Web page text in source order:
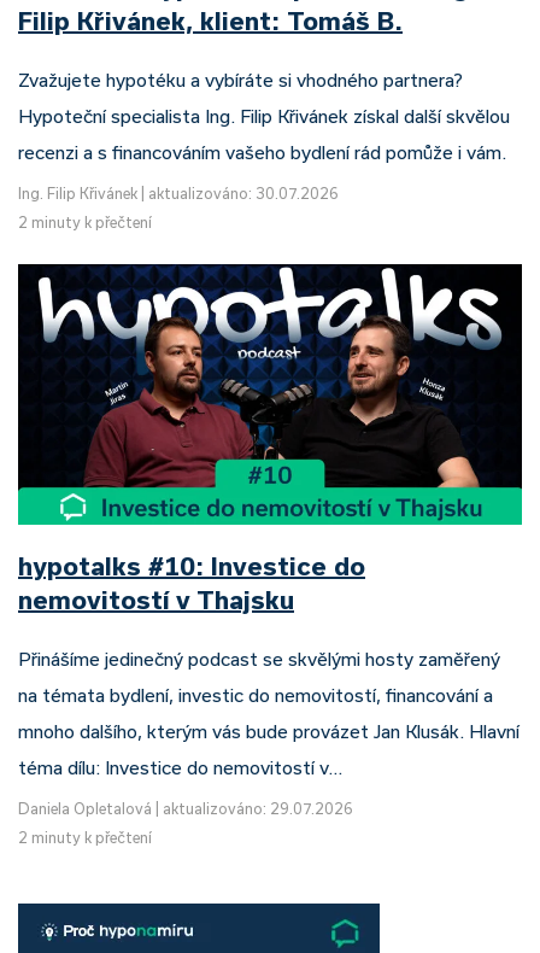
Filip Křivánek, klient: Tomáš B.
Zvažujete hypotéku a vybíráte si vhodného partnera?
Hypoteční specialista Ing. Filip Křivánek získal další skvělou
recenzi a s financováním vašeho bydlení rád pomůže i vám.
Ing. Filip Křivánek
aktualizováno: 30.07.2026
2 minuty k přečtení
hypotalks #10: Investice do
nemovitostí v Thajsku
Přinášíme jedinečný podcast se skvělými hosty zaměřený
na témata bydlení, investic do nemovitostí, financování a
mnoho dalšího, kterým vás bude provázet Jan Klusák. Hlavní
téma dílu: Investice do nemovitostí v…
Daniela Opletalová
aktualizováno: 29.07.2026
2 minuty k přečtení